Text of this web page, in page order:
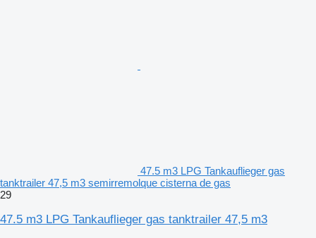
47.5 m3 LPG Tankauflieger gas
tanktrailer 47,5 m3 semirremolque cisterna de gas
29
47.5 m3 LPG Tankauflieger gas tanktrailer 47,5 m3